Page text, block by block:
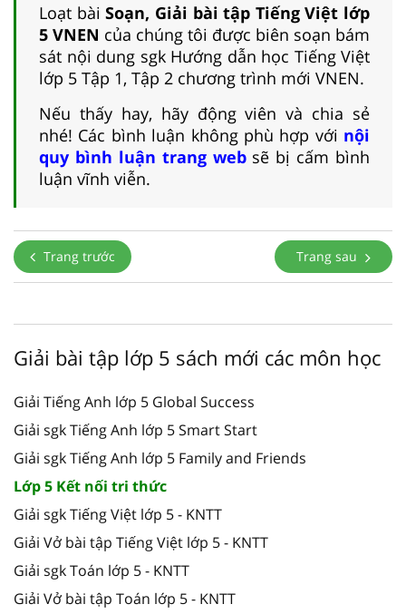
Loạt bàiSoạn, Giải bài tập Tiếng Việt lớp
5 VNEN của chúng tôi được biên soạn bám
sát nội dung sgk Hướng dẫn học Tiếng Việt
lớp 5 Tập 1, Tập 2 chương trình mới VNEN.
Nếu thấy hay, hãy động viên và chia sẻ
nhé! Các bình luận không phù hợp với nội
quy bình luận trang websẽ bị cấm bình
luận vĩnh viễn.
Trang trước Trang sau
Giải bài tập lớp 5 sách mới các môn học
Giải Tiếng Anh lớp 5 Global Success
Giải sgk Tiếng Anh lớp 5 Smart Start
Giải sgk Tiếng Anh lớp 5 Family and Friends
Lớp 5 Kết nối tri thức
Giải sgk Tiếng Việt lớp 5 - KNTT
Giải Vở bài tập Tiếng Việt lớp 5 - KNTT
Giải sgk Toán lớp 5 - KNTT
Giải Vở bài tập Toán lớp 5 - KNTT